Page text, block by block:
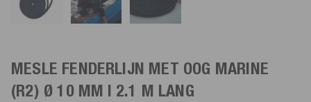
MESLE FENDERLIJN MET OOG MARINE
(R2) Ø 10 MM | 2.1 M LANG